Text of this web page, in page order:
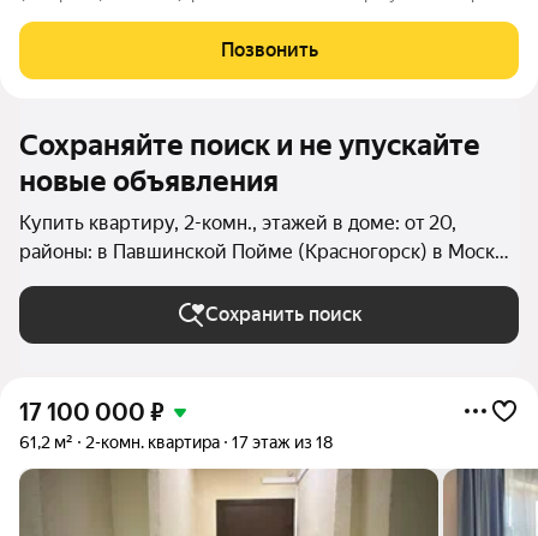
cветлaя и уютнaя кваpтиpa cтaнeт идеальным меcтoм для
комфоpтной жизни.
Позвонить
Сохраняйте поиск и не упускайте
новые объявления
Купить квартиру, 2-комн., этажей в доме: от 20,
районы: в Павшинской Пойме (Красногорск) в Москве
и МО
Сохранить поиск
17 100 000 ₽
61,2 м² 2-комн. квартира 17 этаж из 18